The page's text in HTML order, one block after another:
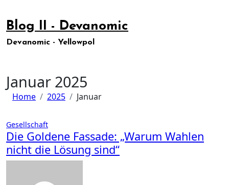
Inhalt
springen
Blog II - Devanomic
Devanomic - Yellowpol
Januar 2025
Home 2025 Januar
Gesellschaft
Die Goldene Fassade: „Warum Wahlen
nicht die Lösung sind“